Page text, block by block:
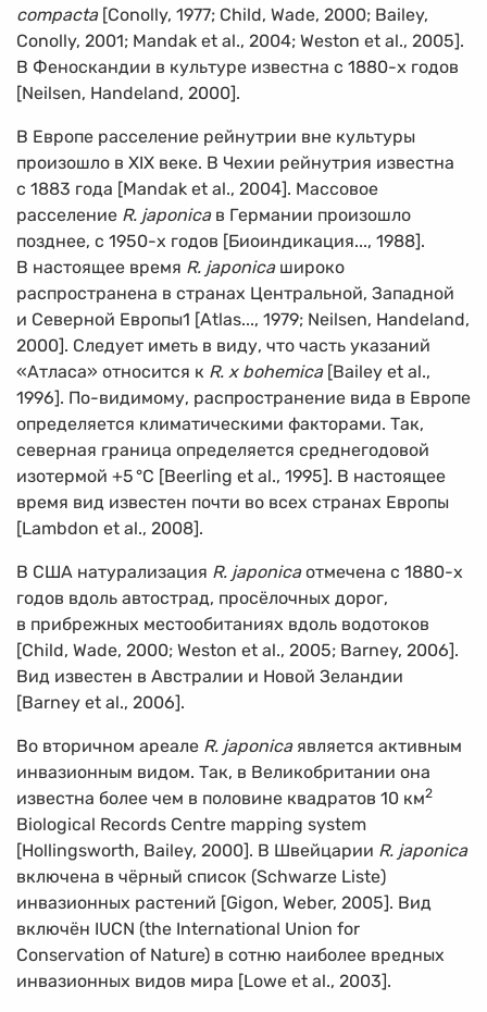
compacta[Conolly, 1977; Child, Wade, 2000; Bailey,
Conolly, 2001; Mandak et al., 2004; Weston et al., 2005].
В Феноскандии в культуре известна с 1880-х годов
[Neilsen, Handeland, 2000].
В Европе расселение рейнутрии вне культуры
произошло в XIX веке. В Чехии рейнутрия известна
с 1883 года [Mandak et al., 2004]. Массовое
расселение R. japonicaв Германии произошло
позднее, с 1950-х годов [Биоиндикация..., 1988].
В настоящее время R. japonicaшироко
распространена в странах Центральной, Западной
и Северной Европы1 [Atlas..., 1979; Neilsen, Handeland,
2000]. Следует иметь в виду, что часть указаний
«Атласа» относится к R. х bohemica[Bailey et al.,
1996]. По-видимому, распространение вида в Европе
определяется климатическими факторами. Так,
северная граница определяется среднегодовой
изотермой +5°С [Beerling et al., 1995]. В настоящее
время вид известен почти во всех странах Европы
[Lambdon et al., 2008].
В США натурализация R. japonicaотмечена с 1880-х
годов вдоль автострад, просёлочных дорог,
в прибрежных местообитаниях вдоль водотоков
[Child, Wade, 2000; Weston et al., 2005; Barney, 2006].
Вид известен в Австралии и Новой Зеландии
[Barney et al., 2006].
Во вторичном ареале R. japonicaявляется активным
инвазионным видом. Так, в Великобритании она
известна более чем в половине квадратов 10 км2
Biological Records Centre mapping system
[Hollingsworth, Bailey, 2000]. В Швейцарии R. japonica
включена в чёрный список (Schwarze Liste)
инвазионных растений [Gigon, Weber, 2005]. Вид
включён IUCN (the International Union for
Conservation of Nature) в сотню наиболее вредных
инвазионных видов мира [Lowe et al., 2003].